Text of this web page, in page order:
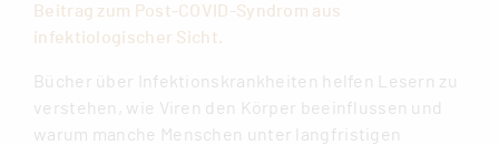
Beitrag zum Post-COVID-Syndrom aus
infektiologischer Sicht.
Bücher über Infektionskrankheiten helfen Lesern zu
verstehen, wie Viren den Körper beeinflussen und
warum manche Menschen unter langfristigen